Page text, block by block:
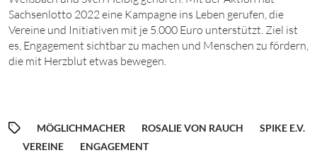
Sachsenlotto 2022 eine Kampagne ins Leben gerufen, die
Vereine und Initiativen mit je 5.000 Euro unterstützt. Ziel ist
es, Engagement sichtbar zu machen und Menschen zu fördern,
die mit Herzblut etwas bewegen.
MÖGLICHMACHER ROSALIE VON RAUCH
SPIKE E.V.
VEREINE
ENGAGEMENT